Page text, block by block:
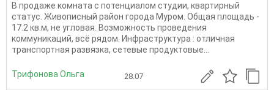
В продаже комната с потенциалом студии, квартирный
статус. Живописный район города Муром. Общая площадь -
17.2 кв.м, не угловая. Возможность проведения
коммуникаций, всё рядом. Инфраструктура : отличная
транспортная развязка, сетевые продуктовые...
Трифонова Ольга 28.07